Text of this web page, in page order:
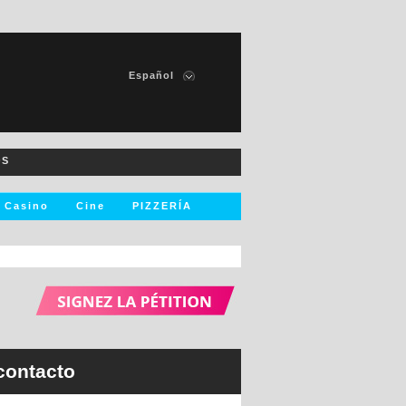
Español
256 resultados
Casino Cine PIZZERÍA